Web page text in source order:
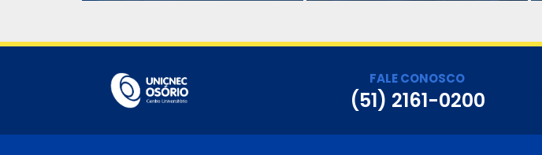
FALE CONOSCO
(51) 2161-0200